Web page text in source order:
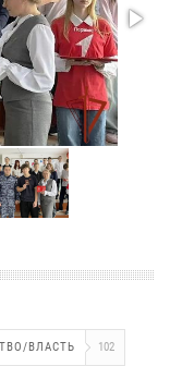
ВЛАСТЬ 102